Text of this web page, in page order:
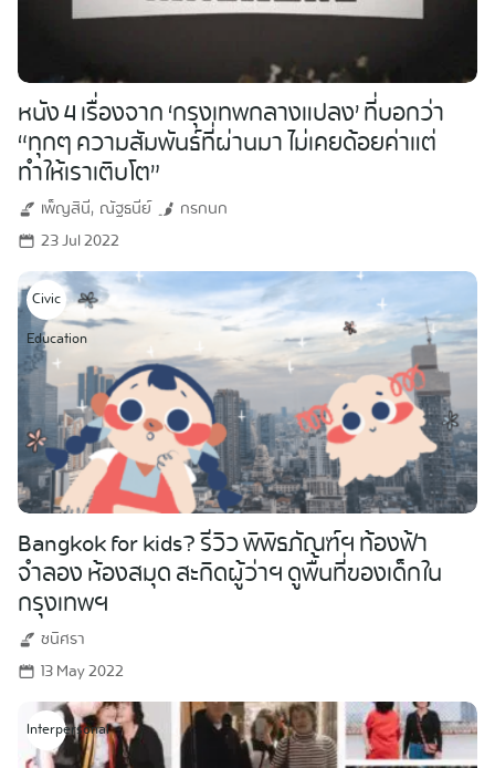
Search
for:
หนัง 4 เรื่องจาก ‘กรุงเทพกลางแปลง’ ที่บอกว่า
“ทุกๆ ความสัมพันธ์ที่ผ่านมา ไม่เคยด้อยค่าแต่
ทำให้เราเติบโต”
เพ็ญสินี ณัฐธนีย์
กรกนก
23 Jul 2022
Civic
Education
Bangkok for kids? รีวิว พิพิธภัณฑ์ฯ ท้องฟ้า
จำลอง ห้องสมุด สะกิดผู้ว่าฯ ดูพื้นที่ของเด็กใน
กรุงเทพฯ
ชนิศรา
13 May 2022
Interpersonal